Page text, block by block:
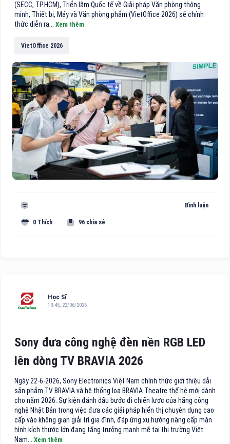
(SECC, TP.HCM), Triển lãm Quốc tế về Giải pháp Văn phòng thông
minh, Thiết bị, Máy và Văn phòng phẩm (VietOffice 2026) sẽ chính
thức diễn ra... Xem thêm
VietOffice 2026
Bình luận
0 Thích 96 chia sẻ
Học Sĩ
13:45, 22/06/2026
Sony đưa công nghệ đèn nền RGB LED
lên dòng TV BRAVIA 2026
Ngày 22-6-2026, Sony Electronics Việt Nam chính thức giới thiệu dải
sản phẩm TV BRAVIA và hệ thống loa BRAVIA Theatre thế hệ mới dành
cho năm 2026. Sự kiện đánh dấu bước đi chiến lược của hãng công
nghệ Nhật Bản trong việc đưa các giải pháp hiển thị chuyên dụng cao
cấp vào không gian giải trí gia đình, đáp ứng xu hướng nâng cấp màn
hình kích thước lớn đang tăng trưởng mạnh mẽ tại thị trường Việt
Nam... Xem thêm